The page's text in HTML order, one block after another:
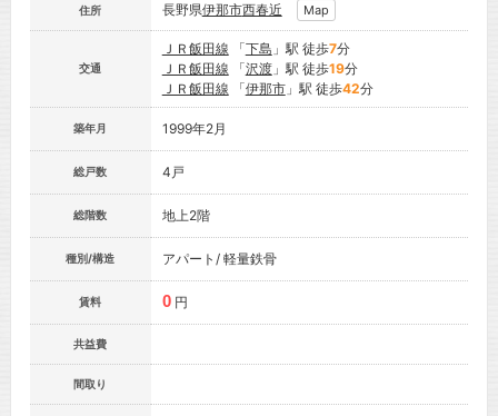
住所 長野県伊那市西春近 Map
交通
ＪＲ飯田線 「下島 」駅 徒歩7分
ＪＲ飯田線 「沢渡」駅 徒歩19分
ＪＲ飯田線 「伊那市」駅 徒歩42分
築年月 1999年2月
総戸数 4戸
総階数 地上2階
種別/構造 アパート/ 軽量鉄骨
賃料 0 円
共益費
間取り